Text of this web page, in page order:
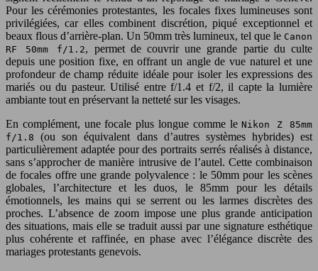
Pour les cérémonies protestantes, les focales fixes lumineuses sont
privilégiées, car elles combinent discrétion, piqué exceptionnel et
beaux flous d’arrière-plan. Un 50mm très lumineux, tel que le Canon
RF 50mm f/1.2, permet de couvrir une grande partie du culte
depuis une position fixe, en offrant un angle de vue naturel et une
profondeur de champ réduite idéale pour isoler les expressions des
mariés ou du pasteur. Utilisé entre f/1.4 et f/2, il capte la lumière
ambiante tout en préservant la netteté sur les visages.
En complément, une focale plus longue comme le Nikon Z 85mm
f/1.8
(ou son équivalent dans d’autres systèmes hybrides) est
particulièrement adaptée pour des portraits serrés réalisés à distance,
sans s’approcher de manière intrusive de l’autel. Cette combinaison
de focales offre une grande polyvalence : le 50mm pour les scènes
globales, l’architecture et les duos, le 85mm pour les détails
émotionnels, les mains qui se serrent ou les larmes discrètes des
proches. L’absence de zoom impose une plus grande anticipation
des situations, mais elle se traduit aussi par une signature esthétique
plus cohérente et raffinée, en phase avec l’élégance discrète des
mariages protestants genevois.